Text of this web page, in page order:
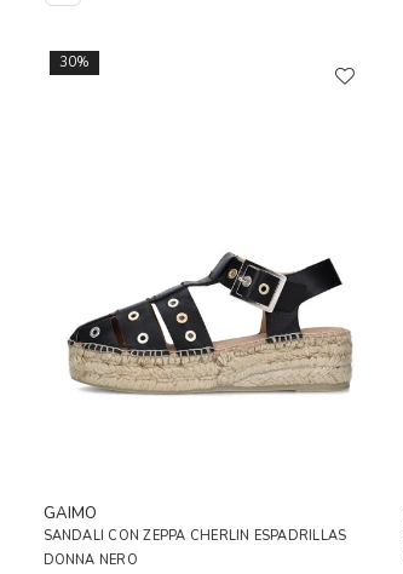
30%
GAIMO
SANDALI CON ZEPPA CHERLIN ESPADRILLAS
DONNA NERO